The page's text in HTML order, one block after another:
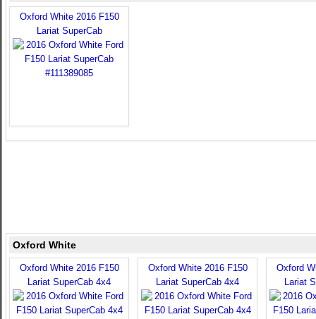
Oxford White 2016 F150
Lariat SuperCab
Oxford White
Oxford White 2016 F150
Lariat SuperCab 4x4
Oxford White 2016 F150
Lariat SuperCab 4x4
Oxford
Lariat